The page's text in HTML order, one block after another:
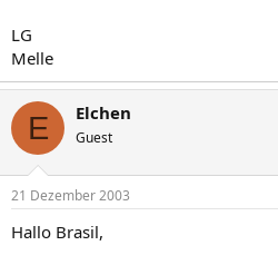
LG
Melle
E Elchen
Guest
21 Dezember 2003
Hallo Brasil,